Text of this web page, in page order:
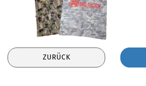
ZURÜCK